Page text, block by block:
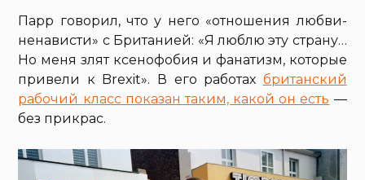
Парр говорил, что у него «отношения любви-
ненависти» с Британией: «Я люблю эту страну…
Но меня злят ксенофобия и фанатизм, которые
привели к Brexit». В его работах британский
рабочий класс показан таким, какой он есть —
без прикрас.